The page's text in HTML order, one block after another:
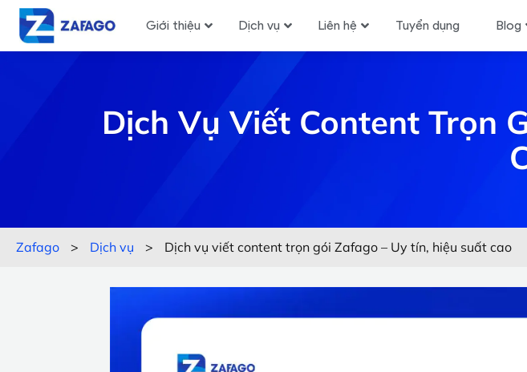
Giới thiệu Dịch vụ Liên hệ Tuyển dụng Blog
Dịch Vụ Viết Content Trọn
Zafago > Dịch vụ > Dịch vụ viết content trọn gói Zafago – Uy tín, hiệu suất cao